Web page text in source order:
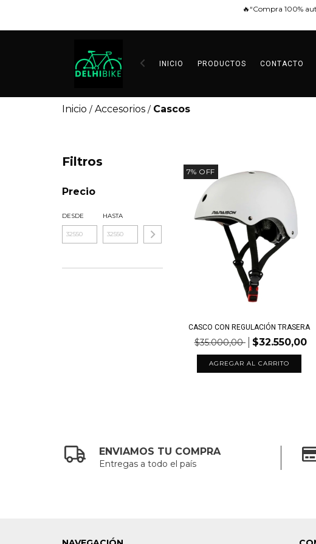
🔥“Compra 100%
INICIO PRODUCTOS CONTACTO
Inicio / Accesorios / Cascos
Filtros
Precio
DESDE HASTA
7% OFF
CASCO CON REGULACIÓN TRASERA
$35.000,00 $32.550,00
ENVIAMOS TU COMPRA
Entregas a todo el país